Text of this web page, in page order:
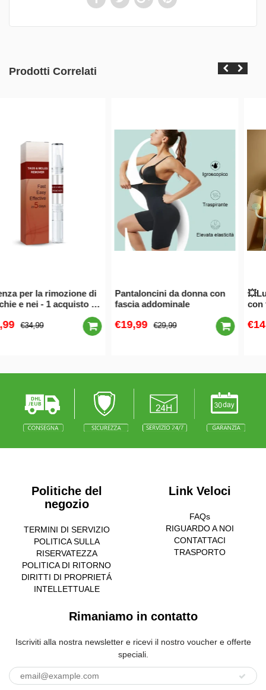
Prodotti Correlati
Pantaloncini da donna con
fascia addominale
€19,99
💥Luce notturna divertente
con forma intercambiabile a
forma di sportivo🌟
€14,99
Politiche del
negozio
TERMINI DI SERVIZIO
POLITICA SULLA
RISERVATEZZA
POLITICA DI RITORNO
DIRITTI DI PROPRIETÁ
INTELLETTUALE
Link Veloci
FAQs
RIGUARDO A NOI
CONTATTACI
TRASPORTO
Rimaniamo in contatto
Iscriviti alla nostra newsletter e ricevi il nostro voucher e offerte
speciali.